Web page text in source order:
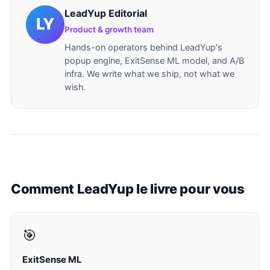
LeadYup Editorial
Product & growth team
Hands-on operators behind LeadYup's
popup engine, ExitSense ML model, and A/B
infra. We write what we ship, not what we
wish.
Comment LeadYup le livre pour vous
🎯
ExitSense ML